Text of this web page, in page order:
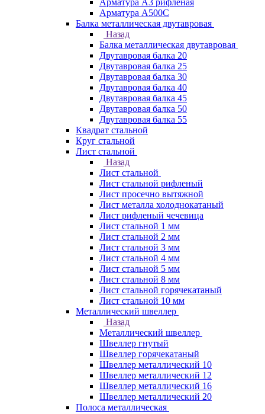
Арматура А3 рифленая
Арматура А500С
Балка металлическая двутавровая
Назад
Балка металлическая двутавровая
Двутавровая балка 20
Двутавровая балка 25
Двутавровая балка 30
Двутавровая балка 40
Двутавровая балка 45
Двутавровая балка 50
Двутавровая балка 55
Квадрат стальной
Круг стальной
Лист стальной
Назад
Лист стальной
Лист стальной рифленый
Лист просечно вытяжной
Лист металла холоднокатаный
Лист рифленый чечевица
Лист стальной 1 мм
Лист стальной 2 мм
Лист стальной 3 мм
Лист стальной 4 мм
Лист стальной 5 мм
Лист стальной 8 мм
Лист стальной горячекатаный
Лист стальной 10 мм
Металлический швеллер
Назад
Металлический швеллер
Швеллер гнутый
Швеллер горячекатаный
Швеллер металлический 10
Швеллер металлический 12
Швеллер металлический 16
Швеллер металлический 20
Полоса металлическая